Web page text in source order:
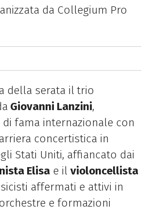
da Collegium Pro
della serata il trio
Giovanni Lanzini,
fama internazionale con
concertistica in
Stati Uniti, affiancato dai
Elisae il violoncellista
affermati e attivi in
e formazioni